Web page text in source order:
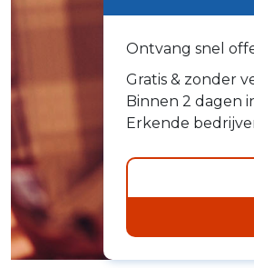
Ontvang snel
Gratis & zonder
Binnen 2 dagen
Erkende